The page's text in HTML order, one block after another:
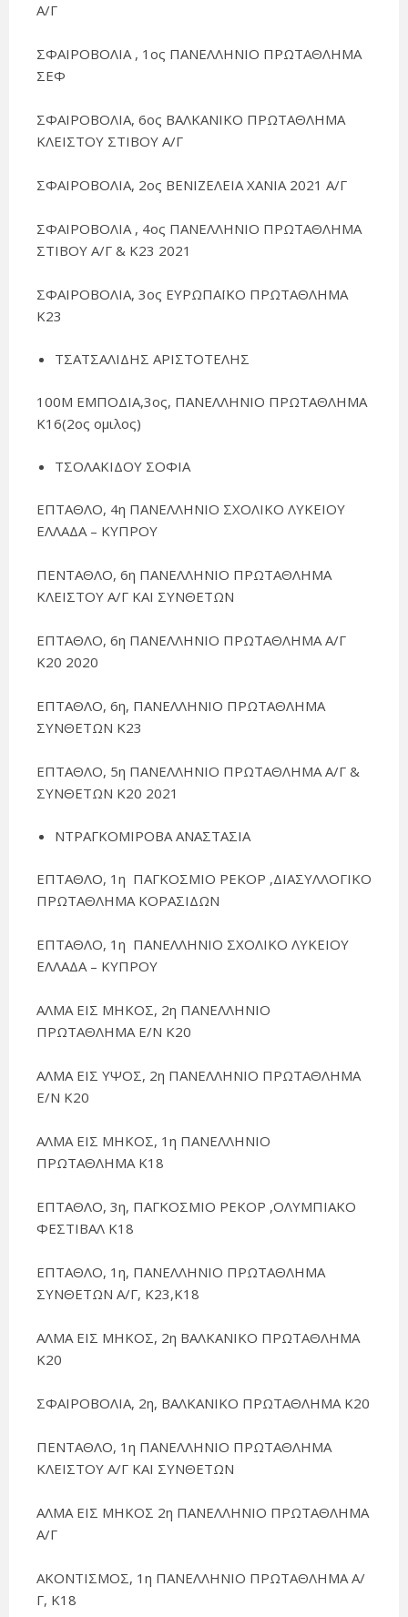
Α/Γ
ΣΦΑΙΡΟΒΟΛΙΑ , 1ος ΠΑΝΕΛΛΗΝΙΟ ΠΡΩΤΑΘΛΗΜΑ
ΣΕΦ
ΣΦΑΙΡΟΒΟΛΙΑ, 6ος ΒΑΛΚΑΝΙΚΟ ΠΡΩΤΑΘΛΗΜΑ
ΚΛΕΙΣΤΟΥ ΣΤΙΒΟΥ Α/Γ
ΣΦΑΙΡΟΒΟΛΙΑ, 2ος ΒΕΝΙΖΕΛΕΙΑ ΧΑΝΙΑ 2021 Α/Γ
ΣΦΑΙΡΟΒΟΛΙΑ , 4ος ΠΑΝΕΛΛΗΝΙΟ ΠΡΩΤΑΘΛΗΜΑ
ΣΤΙΒΟΥ Α/Γ & Κ23 2021
ΣΦΑΙΡΟΒΟΛΙΑ, 3ος ΕΥΡΩΠΑΪΚΟ ΠΡΩΤΑΘΛΗΜΑ
Κ23
ΤΣΑΤΣΑΛΙΔΗΣ ΑΡΙΣΤΟΤΕΛΗΣ
100Μ ΕΜΠΟΔΙΑ,3ος, ΠΑΝΕΛΛΗΝΙΟ ΠΡΩΤΑΘΛΗΜΑ
Κ16(2ος ομιλος)
ΤΣΟΛΑΚΙΔΟΥ ΣΟΦΙΑ
ΕΠΤΑΘΛΟ, 4η ΠΑΝΕΛΛΗΝΙΟ ΣΧΟΛΙΚΟ ΛΥΚΕΙΟΥ
ΕΛΛΑΔΑ – ΚΥΠΡΟΥ
ΠΕΝΤΑΘΛΟ, 6η ΠΑΝΕΛΛΗΝΙΟ ΠΡΩΤΑΘΛΗΜΑ
ΚΛΕΙΣΤΟΥ Α/Γ ΚΑΙ ΣΥΝΘΕΤΩΝ
ΕΠΤΑΘΛΟ, 6η ΠΑΝΕΛΛΗΝΙΟ ΠΡΩΤΑΘΛΗΜΑ Α/Γ
Κ20 2020
ΕΠΤΑΘΛΟ, 6η, ΠΑΝΕΛΛΗΝΙΟ ΠΡΩΤΑΘΛΗΜΑ
ΣΥΝΘΕΤΩΝ Κ23
ΕΠΤΑΘΛΟ, 5η ΠΑΝΕΛΛΗΝΙΟ ΠΡΩΤΑΘΛΗΜΑ Α/Γ &
ΣΥΝΘΕΤΩΝ Κ20 2021
ΝΤΡΑΓΚΟΜΙΡΟΒΑ ΑΝΑΣΤΑΣΙΑ
ΕΠΤΑΘΛΟ, 1η ΠΑΓΚΟΣΜΙΟ ΡΕΚΟΡ ,ΔΙΑΣΥΛΛΟΓΙΚΟ
ΠΡΩΤΑΘΛΗΜΑ ΚΟΡΑΣΙΔΩΝ
ΕΠΤΑΘΛΟ, 1η ΠΑΝΕΛΛΗΝΙΟ ΣΧΟΛΙΚΟ ΛΥΚΕΙΟΥ
ΕΛΛΑΔΑ – ΚΥΠΡΟΥ
ΑΛΜΑ ΕΙΣ ΜΗΚΟΣ, 2η ΠΑΝΕΛΛΗΝΙΟ
ΠΡΩΤΑΘΛΗΜΑ Ε/Ν Κ20
ΑΛΜΑ ΕΙΣ ΥΨΟΣ, 2η ΠΑΝΕΛΛΗΝΙΟ ΠΡΩΤΑΘΛΗΜΑ
Ε/Ν Κ20
ΑΛΜΑ ΕΙΣ ΜΗΚΟΣ, 1η ΠΑΝΕΛΛΗΝΙΟ
ΠΡΩΤΑΘΛΗΜΑ Κ18
ΕΠΤΑΘΛΟ, 3η, ΠΑΓΚΟΣΜΙΟ ΡΕΚΟΡ ,ΟΛΥΜΠΙΑΚΟ
ΦΕΣΤΙΒΑΛ Κ18
ΕΠΤΑΘΛΟ, 1η, ΠΑΝΕΛΛΗΝΙΟ ΠΡΩΤΑΘΛΗΜΑ
ΣΥΝΘΕΤΩΝ Α/Γ, Κ23,Κ18
ΑΛΜΑ ΕΙΣ ΜΗΚΟΣ, 2η ΒΑΛΚΑΝΙΚΟ ΠΡΩΤΑΘΛΗΜΑ
Κ20
ΣΦΑΙΡΟΒΟΛΙΑ, 2η, ΒΑΛΚΑΝΙΚΟ ΠΡΩΤΑΘΛΗΜΑ Κ20
ΠΕΝΤΑΘΛΟ, 1η ΠΑΝΕΛΛΗΝΙΟ ΠΡΩΤΑΘΛΗΜΑ
ΚΛΕΙΣΤΟΥ Α/Γ ΚΑΙ ΣΥΝΘΕΤΩΝ
ΑΛΜΑ ΕΙΣ ΜΗΚΟΣ 2η ΠΑΝΕΛΛΗΝΙΟ ΠΡΩΤΑΘΛΗΜΑ
Α/Γ
ΑΚΟΝΤΙΣΜΟΣ, 1η ΠΑΝΕΛΛΗΝΙΟ ΠΡΩΤΑΘΛΗΜΑ Α/
Γ, Κ18